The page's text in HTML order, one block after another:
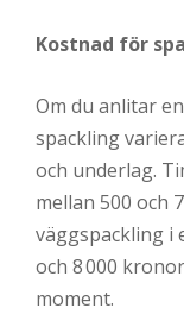
Kostnad för
Om du anlitar
spackling
och underlag.
mellan 500 och
väggspackling i
och 8 000
moment.